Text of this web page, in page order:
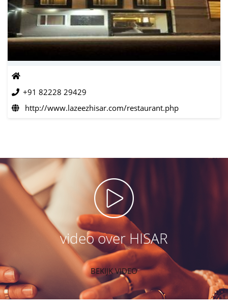
+91 82228 29429
http://www.lazeezhisar.com/restaurant.php
video over HISAR
BEKIJK VIDEO